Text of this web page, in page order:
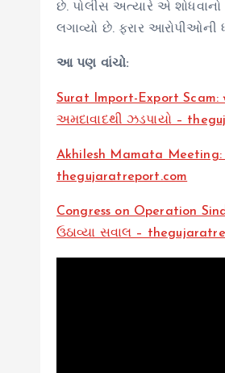
છે. પોલીસ અત્યારે એ
લગાવ્યો છે. ફરાર આરોપીઓની
આ પણ વાંચો:
Surat Import-Export Scam:
અમદાવાદથી ઝડપાયો –
Akhilesh Mamata Meeting:
thegujaratreport.com
Congress on Operation
ઉઠાવ્યા સવાલ –